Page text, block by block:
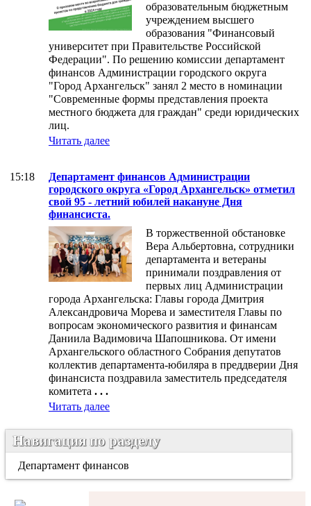
образовательным бюджетным
учреждением высшего
образования "Финансовый
университет при Правительстве Российской
Федерации". По решению комиссии департамент
финансов Администрации городского округа
"Город Архангельск" занял 2 место в номинации
"Современные формы представления проекта
местного бюджета для граждан" среди юридических
лиц.
Читать далее
15:18
Департамент финансов Администрации
городского округа «Город Архангельск» отметил
свой 95 - летний юбилей накануне Дня
финансиста.
В торжественной обстановке
Вера Альбертовна, сотрудники
департамента и ветераны
принимали поздравления от
первых лиц Администрации
города Архангельска: Главы города Дмитрия
Александровича Морева и заместителя Главы по
вопросам экономического развития и финансам
Даниила Вадимовича Шапошникова. От имени
Архангельского областного Собрания депутатов
коллектив департамента-юбиляра в преддверии Дня
финансиста поздравила заместитель председателя
комитета . . .
Читать далее
Навигация по разделу
Департамент финансов